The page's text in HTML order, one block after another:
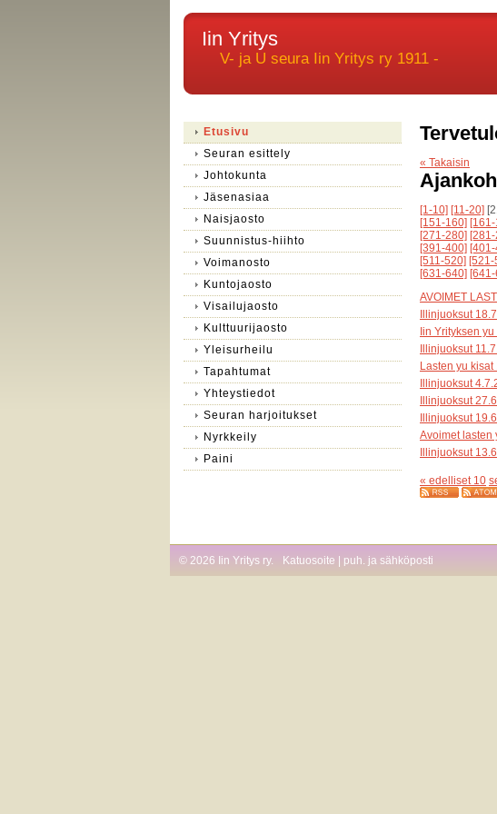
Iin Yritys
V- ja U seura Iin Yritys ry 1911 -
« Takaisin
[1-10] [11-20]
[151-160]
[271-280]
[391-400]
[511-520] [521-
[631-640]
AVOIMET
Illinjuoksut
Iin Yrityksen
Illinjuoksut
Lasten yu
Illinjuoksut
Illinjuoksut
Illinjuoksut
Avoimet lasten
Illinjuoksut
« edelliset 10
Etusivu
Seuran esittely
Johtokunta
Jäsenasiaa
Naisjaosto
Suunnistus-hiihto
Voimanosto
Kuntojaosto
Visailujaosto
Kulttuurijaosto
Yleisurheilu
Tapahtumat
Yhteystiedot
Seuran harjoitukset
Nyrkkeily
Paini
© 2026 Iin Yritys ry. Katuosoite | puh. ja sähköposti